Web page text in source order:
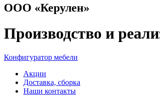
ООО «Керулен»
Производство и
Конфигуратор мебели
Акции
Доставка, сборка
Наши контакты